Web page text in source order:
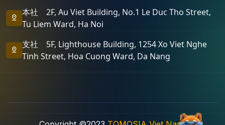
pin_drop
本社 2F, Au Viet Building, No.1 Le Duc Tho Street,
Tu Liem Ward, Ha Noi
pin_drop
支社 5F, Lighthouse Building, 1254 Xo Viet Nghe
Tinh Street, Hoa Cuong Ward, Da Nang